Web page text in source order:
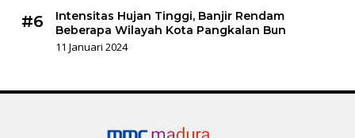
#6
Intensitas Hujan Tinggi, Banjir Rendam
Beberapa Wilayah Kota Pangkalan Bun
11 Januari 2024